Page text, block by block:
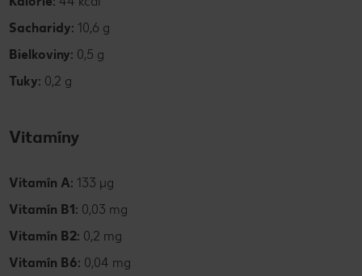
Sacharidy: 10,6 g
Bielkoviny: 0,5 g
Tuky: 0,2 g
Vitamíny
Vitamín A: 133 µg
Vitamín B1: 0,03 mg
Vitamín B2: 0,2 mg
Vitamín B6: 0,04 mg